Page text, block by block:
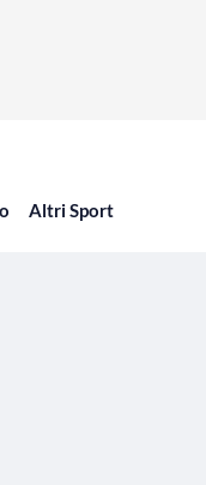
Altri Sport